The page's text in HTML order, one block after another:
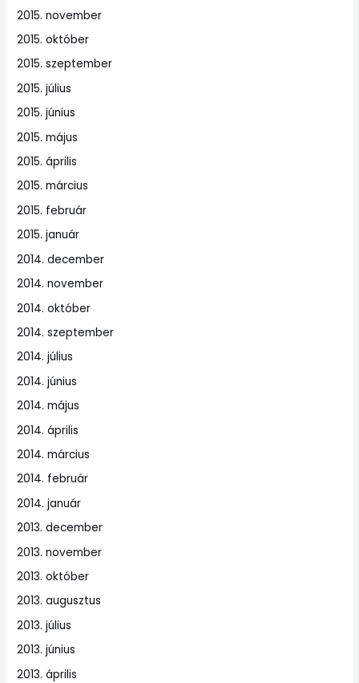
2015. november
2015. október
2015. szeptember
2015. július
2015. június
2015. május
2015. április
2015. március
2015. február
2015. január
2014. december
2014. november
2014. október
2014. szeptember
2014. július
2014. június
2014. május
2014. április
2014. március
2014. február
2014. január
2013. december
2013. november
2013. október
2013. augusztus
2013. július
2013. június
2013. április